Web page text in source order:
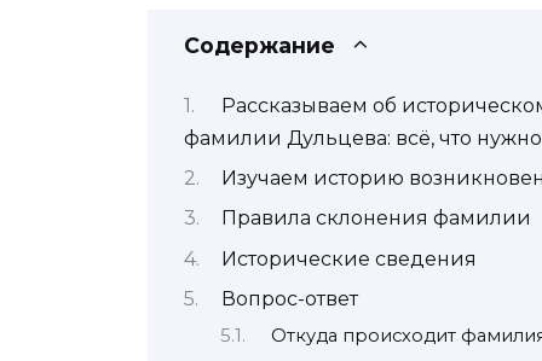
Содержание
Рассказываем об
фамилии Дульцева: всё, что нужно
Изучаем историю
Правила склонения фамилии
Исторические сведения
Вопрос-ответ
Откуда происходит